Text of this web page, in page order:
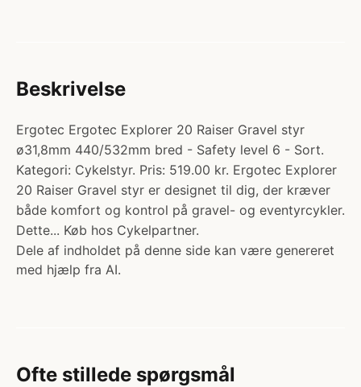
Beskrivelse
Ergotec Ergotec Explorer 20 Raiser Gravel styr
ø31,8mm 440/532mm bred - Safety level 6 - Sort.
Kategori: Cykelstyr. Pris: 519.00 kr. Ergotec Explorer
20 Raiser Gravel styr er designet til dig, der kræver
både komfort og kontrol på gravel- og eventyrcykler.
Dette... Køb hos Cykelpartner.
Dele af indholdet på denne side kan være genereret
med hjælp fra AI.
Ofte stillede spørgsmål